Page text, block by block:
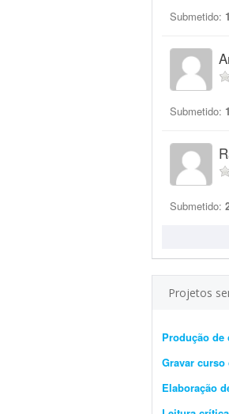
Submetido:
Submetido:
Submetido:
Projetos
Produção de
Gravar
Elaboração